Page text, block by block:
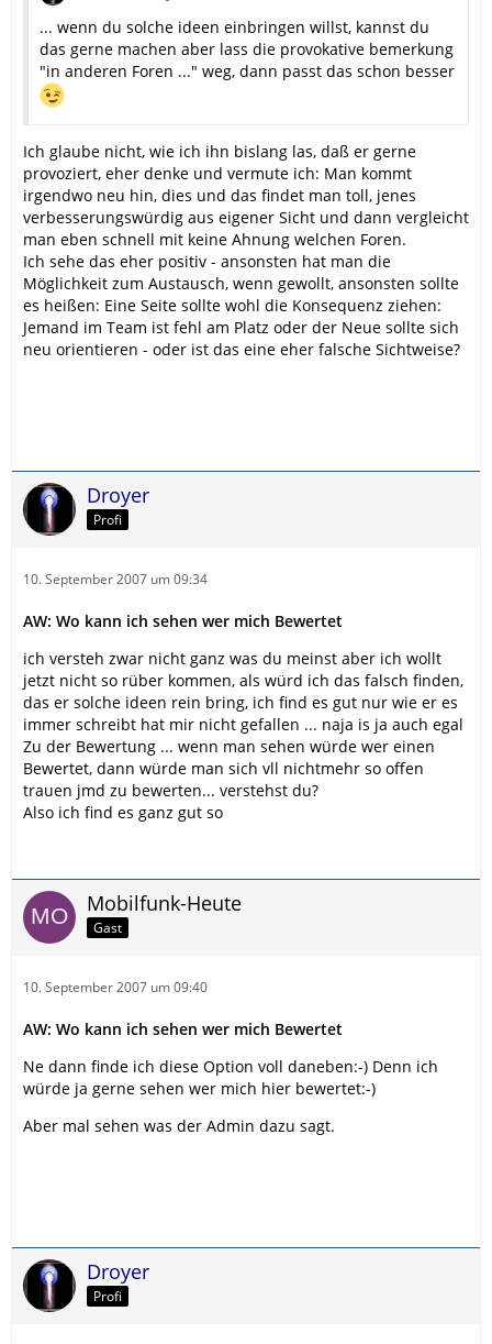
... wenn du solche ideen einbringen willst, kannst du
das gerne machen aber lass die provokative bemerkung
"in anderen Foren ..." weg, dann passt das schon besser
Ich glaube nicht, wie ich ihn bislang las, daß er gerne
provoziert, eher denke und vermute ich: Man kommt
irgendwo neu hin, dies und das findet man toll, jenes
verbesserungswürdig aus eigener Sicht und dann vergleicht
man eben schnell mit keine Ahnung welchen Foren.
Ich sehe das eher positiv - ansonsten hat man die
Möglichkeit zum Austausch, wenn gewollt, ansonsten sollte
es heißen: Eine Seite sollte wohl die Konsequenz ziehen:
Jemand im Team ist fehl am Platz oder der Neue sollte sich
neu orientieren - oder ist das eine eher falsche Sichtweise?
Droyer
Profi
10. September 2007 um 09:34
AW: Wo kann ich sehen wer mich Bewertet
ich versteh zwar nicht ganz was du meinst aber ich wollt
jetzt nicht so rüber kommen, als würd ich das falsch finden,
das er solche ideen rein bring, ich find es gut nur wie er es
immer schreibt hat mir nicht gefallen ... naja is ja auch egal
Zu der Bewertung ... wenn man sehen würde wer einen
Bewertet, dann würde man sich vll nichtmehr so offen
trauen jmd zu bewerten... verstehst du?
Also ich find es ganz gut so
Mobilfunk-Heute
Gast
10. September 2007 um 09:40
AW: Wo kann ich sehen wer mich Bewertet
Ne dann finde ich diese Option voll daneben:-) Denn ich
würde ja gerne sehen wer mich hier bewertet:-)
Aber mal sehen was der Admin dazu sagt.
Droyer
Profi